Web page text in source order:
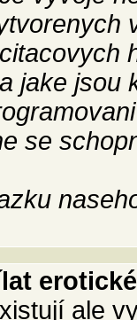
jake jsou
se
ale